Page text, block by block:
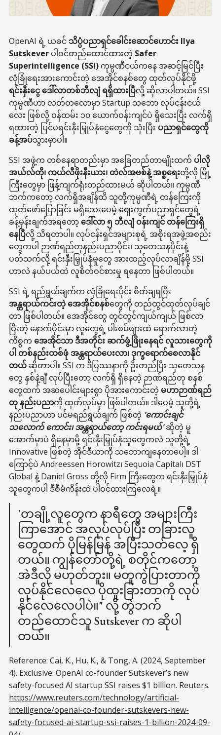
OpenAI ရဲ့ ယခင် သိပ္ပံပညာရှင်ခေါင်းဆောင်ဟောင်း Ilya
Sutskever ပါဝင်တည်ထောင်ထားတဲ့ Safer
Superintelligence (SSI) ကုမ္ပဏီငယ်ကနေ အဆင့်မြင်ပြီး
လုံခြုံရေးအားကောင်းတဲ့ အေအိုင်စနစ်တွေ ထုတ်လုပ်နိုင်ဖို့
ရင်းနှီးငွေ ဒေါ်လာတစ်ဘီလျံ ရရှိထားပြီလို့ ဆိုလာပါတယ်။ SSI
ကုမ္ပဏီဟာ လတ်တလောမှာ Startup သဘော လုပ်ငန်းငယ်
လေး ဖြစ်လို့ ဝန်ထမ်း ၁၀ ယောက်ဝန်းကျင်ပဲ ရှိသေးပြီး လက်ရှိ
ရထားတဲ့ ပြင်ပရင်းနှီးမြှုပ်နှံငွေတွေကို သုံးပြီး ပညာရှင်တွေကို
ခန့်အပ်သွားမှာပါ။
SSI အဖွဲ့က တစ်နေရာတည်းမှာ အခြေတည်တာမျိုးထက် ပါလို
အယ်လ်တို၊ ကယ်လီဖိုးနီးယား၊ တဲလ်အဗစ်နဲ့ အစ္စရေးတို့လို မြို့
ကြီးတွေမှာ ဖြန့်ကျက်ရုံးတည်ထားမယ် ဆိုပါတယ်။ ကုမ္ပဏီ
ဘက်ကတော့ လက်ရှိအချိန်ထိ သူတို့ကုမ္ပဏီရဲ့ တန်ကြေးကို
ထုတ်ဖော်ပြောခြင်း မရှိသေးပေမဲ့ ဈေးကွက်ပညာရှင်တွေရဲ့
ခန့်မှန်းချက်အရတော့ဒေါ်လာ ၅ ဘီလျံ ဝန်းကျင် တန်ကြေးရှိ
နေပြီလို့ သိရတာပါ။ လုပ်ငန်းရှင်အများစုရဲ့ အစိုးရအဖွဲ့အစည်း
တွေကပါ ဉာဏ်ရည်တုနည်းပညာပိုင်း၊ သုတေသနပိုင်းနဲ့
ပတ်သက်လို့ ရင်းနှီးမြှုပ်နှံမှုတွေ အားထည့်လုပ်လာချိန်မို့ SSI
ဟာလဲ နယ်ပယ်ထဲ လူစိတ်ဝင်စားမှု ရနေတာ ဖြစ်ပါတယ်။
SSI ရဲ့ ရည်ရွယ်ချက်က လုံခြုံရေးပိုင်း စိတ်ချရပြီး
အန္တရာယ်ကင်းတဲ့ အေအိုင်စနစ်တွေကို တည်ထွင်ထုတ်လုပ်ချင်
တာ ဖြစ်ပါတယ်။ အေအိုင်တွေ တွင်တွင်ကျယ်ကျယ် ဖြစ်လာ
ပြီးတဲ့ နောက်ပိုင်းမှာ လူတွေရဲ့ ပါးစပ်ဖျားထဲ ရောက်လာတဲ့
ကိစ္စက အေအိုင်သာ ဒီအတိုင်း ဆက်ဖွံ့ဖြိုးနေရင် လူသားတွေကို
ပါ တစ်နည်းတစ်ဖုံ အန္တရာယ်ပေးလာ၊ ဒုက္ခရောက်စေလာနိုင်
တယ် ဆိုတာပါ။ SSI က ဒီပြဿနာကို ဦးတည်ပြီး သုတေသန
တွေ နှစ်နဲ့ချီ လုပ်ပြီးတော့ လက်ရှိ ရှိနေတဲ့ ဉာဏ်ရည်တု စနစ်
တွေထက် အဆပေါင်းများစွာ ပိုအားကောင်းတဲ့ မဟာဉာဏ်ရည်
တု နည်းပညာကို ထုတ်လုပ်မှာ ဖြစ်ပါတယ်။ ဒါပေမဲ့ သူတို့ရဲ့
နည်းပညာဟာ ပင်မရည်ရွယ်ချက် ဖြစ်တဲ့ 'ကောင်းချင်
သလောက် ကောင်း၊ အန္တရာယ်တော့ ကင်းရမယ်'ဆိုတဲ့ မူ
အောက်မှာပဲ ရှိနေမှာမို့ ရင်းနှီးမြှုပ်နှံသူတွေကလဲ သူတို့ရဲ့
Innovative ဖြစ်တဲ့ အိုင်ဒီယာကို သဘောကျနေတာပေါ့။ ဒါ
ကြောင့်ပဲ Andreessen Horowitz၊ Sequoia Capital၊ DST
Global နဲ့ Daniel Gross တို့လို Firm ကြီးတွေက ရင်းနှီးမြှုပ်နှံ
သူတွေကပါ ဒီစီမံကိန်းထဲ ပါဝင်ထားကြလေရဲ့။
'တချို့လူတွေက နာရီတွေ အများကြီး
ကြာအောင် အလုပ်လုပ်ပြီး တခြားလူ
တွေထက် ပိုမြန်မြန် အပြီးသတ်လေ့ ရှိ
တယ်။ ကျွန်တော်တို့ရဲ့ စတိုင်ကတော့
အဲဒီလို မဟုတ်ဘူး။ မတူကွဲပြားတာကို
လုပ်နိုင်လေလေ ပိုထူးခြားတာကို လုပ်
နိုင်လေလေပါပဲ။" လို့ တွဲဘက်
တည်ထောင်သူ Sutskever က ဆိုပါ
တယ်။
Reference: Cai, K., Hu, K., & Tong, A. (2024, September
4). Exclusive: OpenAI co-founder Sutskever’s new
safety-focused AI startup SSI raises $1 billion. Reuters.
https://www.reuters.com/technology/artificial-
intelligence/openai-co-founder-sutskevers-new-
safety-focused-ai-startup-ssi-raises-1-billion-2024-09-